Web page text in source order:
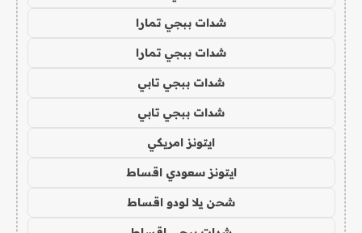
شدات ببجي تمارا
شدات ببجي تمارا
شدات ببجي تابي
شدات ببجي تابي
ايتونز امريكي
ايتونز سعودي اقساط
شحن يلا لودو اقساط